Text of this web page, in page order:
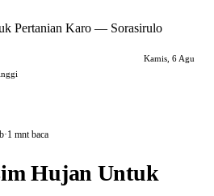
Pertanian Karo — Sorasirulo
Kamis, 6 Agu
·1 mnt baca
Hujan Untuk